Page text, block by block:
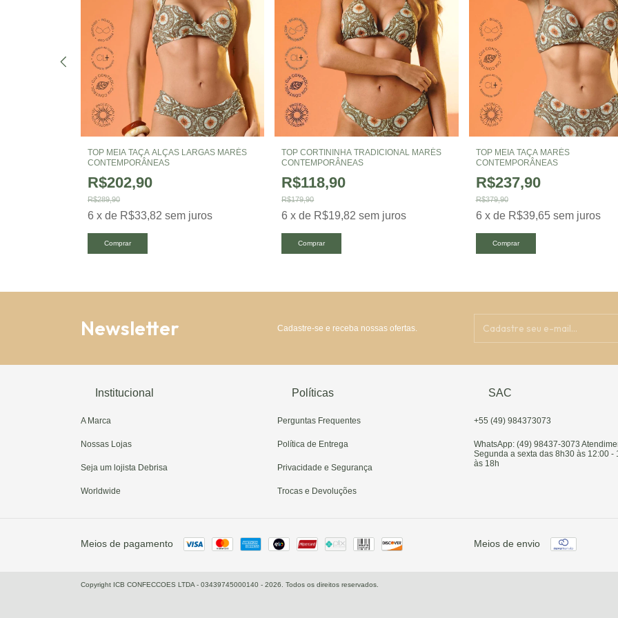
TOP MEIA TAÇA ALÇAS LARGAS MARÉS
CONTEMPORÂNEAS
R$202,90
R$289,90
6 x de R$33,82 sem juros
Comprar
TOP CORTININHA TRADICIONAL MARÉS
CONTEMPORÂNEAS
R$118,90
R$179,90
6 xde R$19,82 sem juros
Comprar
TOP MEIA TAÇA MARÉS
CONTEMPORÂNEAS
R$237,90
R$379,90
6 x de R$39,65 sem juros
Comprar
Newsletter Cadastre-se e receba nossas ofertas.
Institucional
A Marca
Nossas Lojas
Seja um lojista Debrisa
Worldwide
Políticas
Perguntas Frequentes
Política de Entrega
Privacidade e Segurança
Trocas e Devoluções
SAC
+55 (49) 984373073
WhatsApp: (49) 98437-3073
Segunda a sexta das 8h30 às 12:00 -
às 18h
Meios de pagamento Meios de envio
Copyright ICB CONFECCOES LTDA - 03439745000140 - 2026. Todos os direitos reservados.